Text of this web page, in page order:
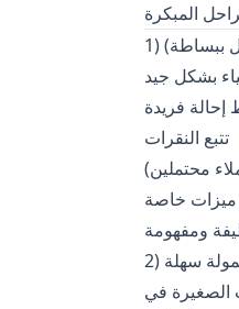
المبكرة
ببساطة)
إحالة فريدة
تتبع النقرات
محتملين)
ميزات خاصة
عمولة سهلة